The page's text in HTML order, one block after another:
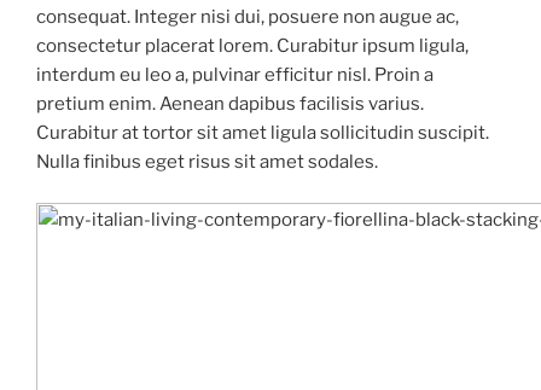
consequat. Integer nisi dui, posuere non augue ac,
consectetur placerat lorem. Curabitur ipsum ligula,
interdum eu leo a, pulvinar efficitur nisl. Proin a
pretium enim. Aenean dapibus facilisis varius.
Curabitur at tortor sit amet ligula sollicitudin suscipit.
Nulla finibus eget risus sit amet sodales.